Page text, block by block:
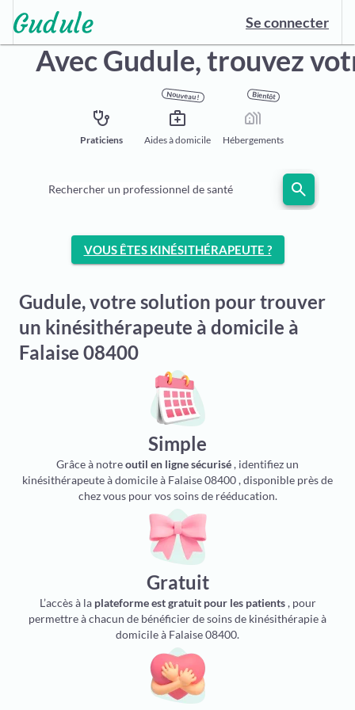
Se connecter
Avec Gudule,trouvez
stethoscope
Praticiens
Nouveau !
medical_services
Aides à domicile
Bientôt
holiday_village
Hébergements
Rechercher un professionnel de santé search
VOUS ÊTES KINÉSITHÉRAPEUTE ?
Gudule, votre solution pour trouver
un kinésithérapeute à domicile à
Falaise 08400
Simple
Grâce à notreoutil en ligne sécurisé, identifiez un
kinésithérapeute à domicile à Falaise 08400 , disponible près de
chez vous pour vos soins de rééducation.
Gratuit
L’accès à la plateforme est gratuit pour les patients, pour
permettre à chacun de bénéficier de soins de kinésithérapie à
domicile à Falaise 08400.